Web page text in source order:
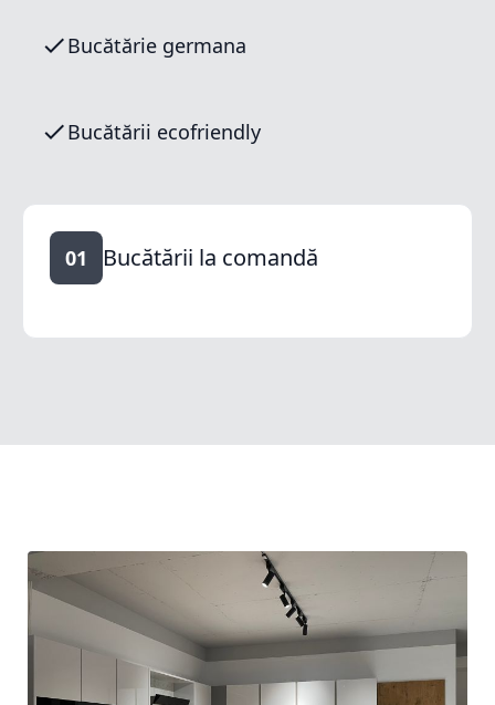
Bucătărie germana
Bucătării ecofriendly
01 Bucătării la comandă